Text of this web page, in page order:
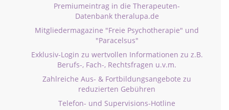
Premiumeintrag in die Therapeuten-
Datenbank theralupa.de
Mitgliedermagazine "Freie Psychotherapie" und
"Paracelsus"
Exklusiv-Login zu wertvollen Informationen zu z.B.
Berufs-, Fach-, Rechtsfragen u.v.m.
Zahlreiche Aus- & Fortbildungsangebote zu
reduzierten Gebühren
Telefon- und Supervisions-Hotline